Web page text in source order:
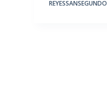
REYESSANSEGUNDO